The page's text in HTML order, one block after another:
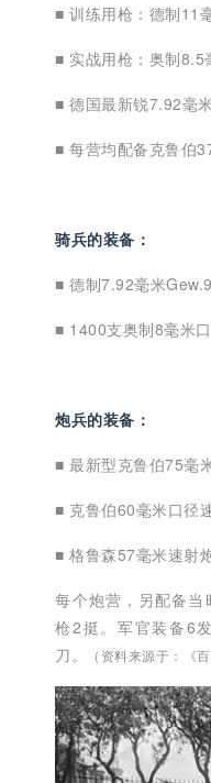
■训练用枪：德制11
■ 实战用枪：奥制
■德国最新锐7.92毫
■每营均配备克鲁伯
骑兵的装备：
■德制7.92毫米
■ 1400支奥制8毫米
炮兵的装备：
■最新型克鲁伯75毫
■ 克鲁伯60毫米口径
■格鲁森57毫米速射
每个炮营，另配备
枪2挺。军官装备6
刀。
（资料来源于：《